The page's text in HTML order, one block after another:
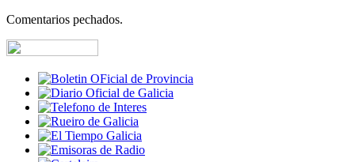
Comentarios pechados.